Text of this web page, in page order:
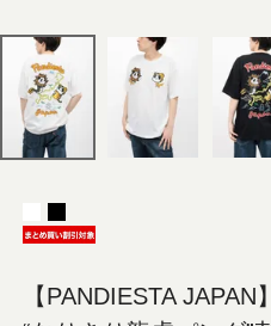
【PANDIESTA JAPAN】